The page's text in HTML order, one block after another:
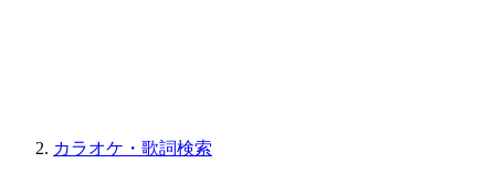
カラオケ・歌詞検索